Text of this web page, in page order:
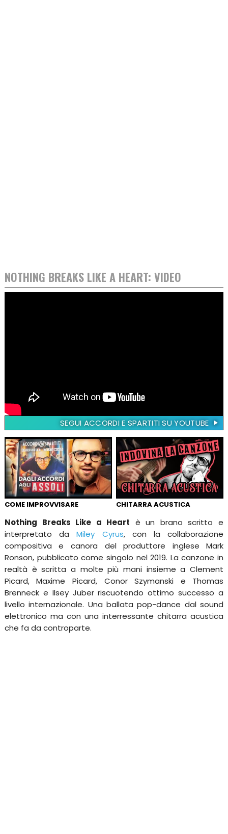
NOTHING BREAKS LIKE A HEART: VIDEO
SEGUI ACCORDI E SPARTITI SU YOUTUBE
COME IMPROVVISARE CHITARRA ACUSTICA
Nothing Breaks Like a Heart è un brano scritto e
interpretato daMiley Cyrus, con la collaborazione
compositiva e canora del produttore inglese Mark
Ronson, pubblicato come singolo nel 2019. La canzone in
realtà è scritta a molte più mani insieme a Clement
Picard, Maxime Picard, Conor Szymanski e Thomas
Brenneck e Ilsey Juber riscuotendo ottimo successo a
livello internazionale. Una ballata pop-dance dal sound
elettronico ma con una interressante chitarra acustica
che fa da controparte.